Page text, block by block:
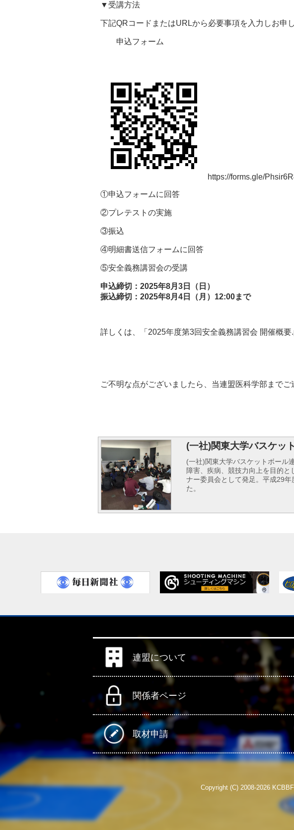
▼受講方法
下記QRコードまたはURLから必要事項を入力しお申
申込フォーム
https://forms.gle/
①申込フォームに回答
②プレテストの実施
③振込
④明細書送信フォームに回答
⑤安全義務講習会の受講
申込締切：2025年8月3日（日）
振込締切：2025年8月4日（月）12:00まで
詳しくは、「 2025年度第3回安全義務講習会 開催概要
ご不明な点がございましたら、当連盟医科学部までご
(一社)関東大学バスケッ
(一社)関東大学バスケットボール
障害、疾病、競技力向上を目的
ナー委員会として発足。平成29
た。
連盟について
関係者ページ
取材申請
Copyright (C) 2008-2026